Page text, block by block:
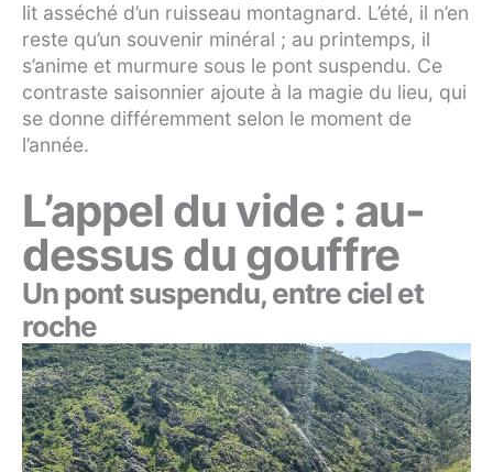
lit asséché d’un ruisseau montagnard. L’été, il n’en
reste qu’un souvenir minéral ; au printemps, il
s’anime et murmure sous le pont suspendu. Ce
contraste saisonnier ajoute à la magie du lieu, qui
se donne différemment selon le moment de
l’année.
L’appel du vide : au-
dessus du gouffre
Un pont suspendu, entre ciel et
roche